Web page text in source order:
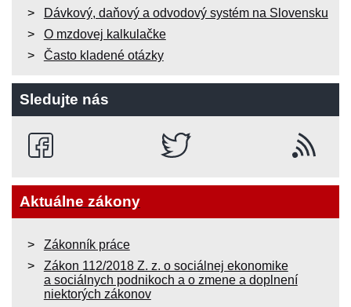
Dávkový, daňový a odvodový systém na Slovensku
O mzdovej kalkulačke
Často kladené otázky
Sledujte nás
Aktuálne zákony
Zákonník práce
Zákon 112/2018 Z. z. o sociálnej ekonomike
a sociálnych podnikoch a o zmene a doplnení
niektorých zákonov